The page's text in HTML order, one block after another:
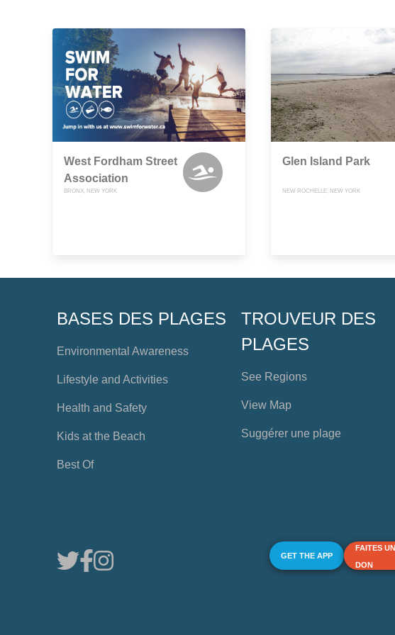
West Fordham Street
Association
BRONX, NEW YORK
Glen Island Park
NEW ROCHELLE, NEW YORK
BASES DES PLAGES
Environmental Awareness
Lifestyle and Activities
Health and Safety
Kids at the Beach
Best Of
TROUVEUR DES
PLAGES
See Regions
View Map
Suggérer une plage
GET THE APP
FAITES UN
DON